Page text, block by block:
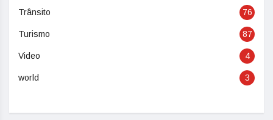
Trânsito 76
Turismo 87
Video 4
world 3